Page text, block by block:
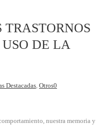
TRASTORNOS
DE LA
Destacadas, Otros0
nuestra memoria y